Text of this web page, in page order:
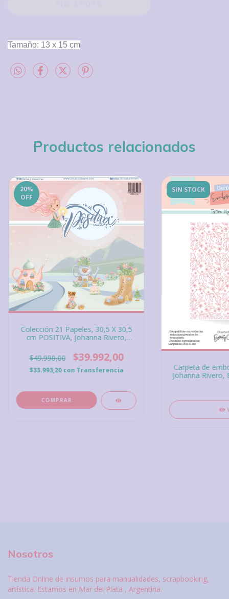
Tamaño: 13 x 15 cm
Productos relacionados
20%
OFF
Colección 21 Papeles, 30,5 X 30,5
cm POSITIVA, Johanna Rivero,
$49.990,00
$39.992,00
$33.993,20con Transferencia
SIN STOCK
Carpeta de
Johanna Rivero,
Nosotros
Tienda Online de insumos para manualidades, scrapbooking,
artística. Estamos en Mar del Plata , Argentina.